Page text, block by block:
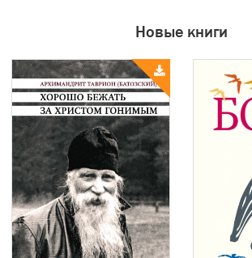
Новые книги